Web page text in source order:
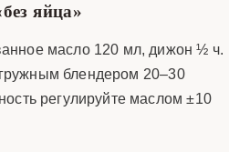
яйца»
масло 120 мл, дижон ½ ч.
блендером 20–30
регулируйте маслом ±10